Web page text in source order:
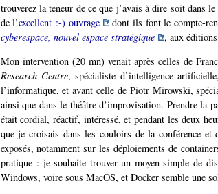
trouverez la teneur de ce que j’avais à dire soit dans
de l’excellent :-) ouvrage dont ils font le compte-
cyberespace, nouvel espace stratégique
, aux
Mon intervention (20 mn) venait après celles de
Research Centre, spécialiste d’intelligence
l’informatique, et avant celle de Piotr Mirowski,
ainsi que dans le théâtre d’improvisation. Prendre la
était cordial, réactif, intéressé, et pendant les deux
que je croisais dans les couloirs de la conférence et
exposés, notamment sur les déploiements de
pratique : je souhaite trouver un moyen simple de
Windows, voire sous MacOS, et Docker semble une